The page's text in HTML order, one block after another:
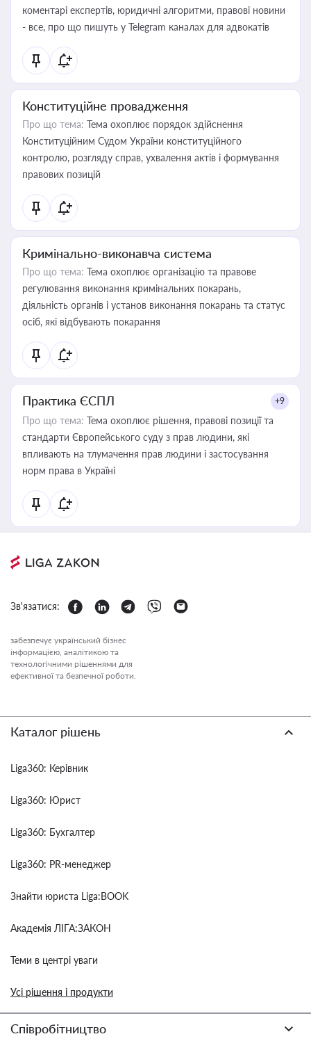
коментарі експертів, юридичні алгоритми, правові новини
- все, про що пишуть у Telegram каналах для адвокатів
Конституційне провадження
Про що тема: Тема охоплює порядок здійснення
Конституційним Судом України конституційного
контролю, розгляду справ, ухвалення актів і формування
правових позицій
Кримінально-виконавча система
Про що тема: Тема охоплює організацію та правове
регулювання виконання кримінальних покарань,
діяльність органів і установ виконання покарань та статус
осіб, які відбувають покарання
Практика ЄСПЛ +9
Про що тема: Тема охоплює рішення, правові позиції та
стандарти Європейського суду з прав людини, які
впливають на тлумачення прав людини і застосування
норм права в Україні
Зв'язатися:
забезпечує український бізнес
інформацією, аналітикою та
технологічними рішеннями для
ефективної та безпечної роботи.
Каталог рішень
Liga360: Керівник
Liga360: Юрист
Liga360: Бухгалтер
Liga360: PR-менеджер
Знайти юриста Liga:BOOK
Академія ЛІГА:ЗАКОН
Теми в центрі уваги
Усі рішення і продукти
Співробітництво